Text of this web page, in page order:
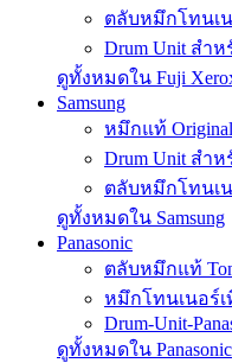
ตลับหมึกโทนเน
Drum Unit สำห
ดูทั้งหมดใน Fuji
Samsung
หมึกแท้ Original
Drum Unit สำห
ตลับหมึกโทนเน
ดูทั้งหมดใน Samsung
Panasonic
ตลับหมึกแท้
หมึกโทนเนอร์เ
Drum-Unit-
ดูทั้งหมดใน Panasonic